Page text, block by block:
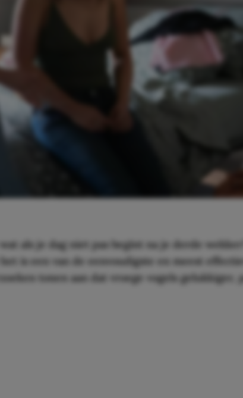
als je dag niet pas begint na je derde
is een van de eenvoudigste en meest
tonen aan dat vroege vogels